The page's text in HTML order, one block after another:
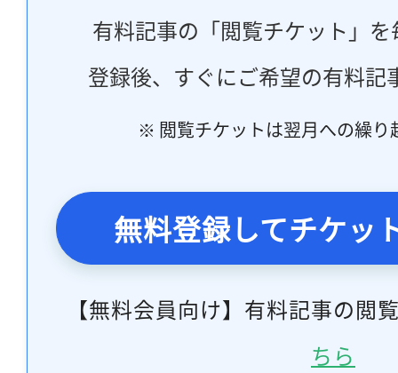
有料記事の「閲覧チケット」
登録後、すぐにご希望の有料記
※ 閲覧チケットは翌月への繰り
無料登録してチケッ
【無料会員向け】有料記事の閲
ちら